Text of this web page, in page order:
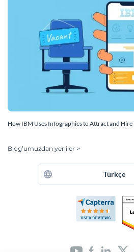
How IBM Uses Infographics to Attract and Hire
Blog’umuzdan yeniler >
Türkçe